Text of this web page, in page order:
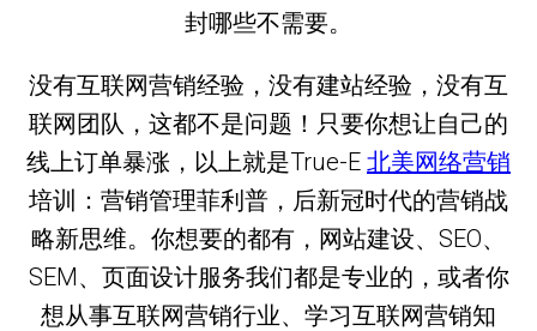
封哪些不需要。
没有互联网营销经验，没有建站经验，没有互
联网团队，这都不是问题！只要你想让自己的
线上订单暴涨，以上就是True-E 北美网络营销
培训：营销管理菲利普，后新冠时代的营销战
略新思维。你想要的都有，网站建设、SEO、
SEM、页面设计服务我们都是专业的，或者你
想从事互联网营销行业、学习互联网营销知